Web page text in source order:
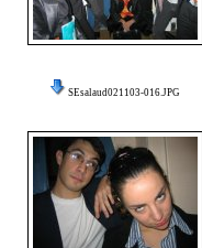
SEsalaud021103-016.JPG